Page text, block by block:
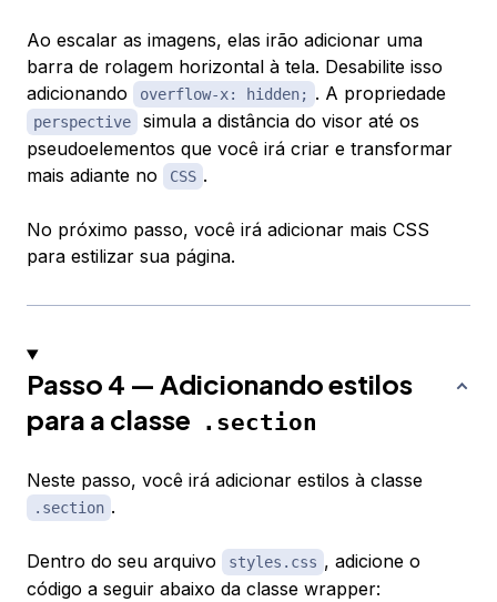
Ao escalar as imagens, elas irão adicionar uma
barra de rolagem horizontal à tela. Desabilite isso
adicionando
overflow-x: hidden; . A propriedade
perspective
simula a distância do visor até os
pseudoelementos que você irá criar e transformar
mais adiante no
CSS .
No próximo passo, você irá adicionar mais CSS
para estilizar sua página.
Passo 4 — Adicionando estilos
para a classe
.section
Neste passo, você irá adicionar estilos à classe
.section .
Dentro do seu arquivo styles.css , adicione o
código a seguir abaixo da classe wrapper: